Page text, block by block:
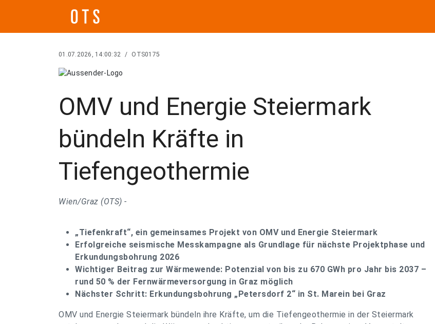
01.07.2026, 14:00:32 / OTS0175
OMV und Energie Steiermark
bündeln Kräfte in
Tiefengeothermie
Wien/Graz (OTS) -
„Tiefenkraft“, ein gemeinsames Projekt von OMV und Energie Steiermark
Erfolgreiche seismische Messkampagne als Grundlage für nächste Projektphase und
Erkundungsbohrung 2026
Wichtiger Beitrag zur Wärmewende: Potenzial von bis zu 670 GWh pro Jahr bis 2037 –
rund 50 % der Fernwärmeversorgung in Graz möglich
Nächster Schritt: Erkundungsbohrung „Petersdorf 2“ in St. Marein bei Graz
OMV und Energie Steiermark bündeln ihre Kräfte, um die Tiefengeothermie in der Steiermark